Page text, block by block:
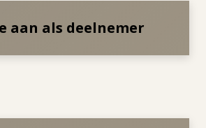
aan als deelnemer